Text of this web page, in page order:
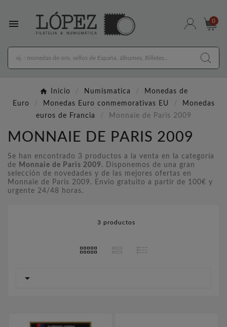
 0
Inicio Numismatica
Monedas de
Euro
Monedas Euro conmemorativas EU
Monedas
euros de Francia
Monnaie de Paris 2009
MONNAIE DE PARIS 2009
Se han encontrado 3 productos a la venta en la categoría
de
Monnaie de Paris 2009 . Disponemos de una gran
selección de novedades y de las mejores ofertas en
Monnaie de Paris 2009. Envio gratuito a partir de 100€ y
urgente 24/48 horas.
3 productos
